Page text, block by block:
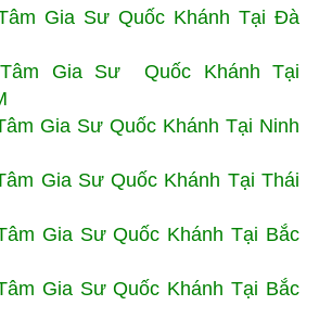
Gia Sư Quốc Khánh Tại Đà
Tâm Gia SưQuốc Khánh Tại
Gia Sư Quốc Khánh Tại Ninh
Gia SưQuốc Khánh Tại Thái
Gia SưQuốc Khánh Tại Bắc
Gia Sư Quốc Khánh Tại Bắc